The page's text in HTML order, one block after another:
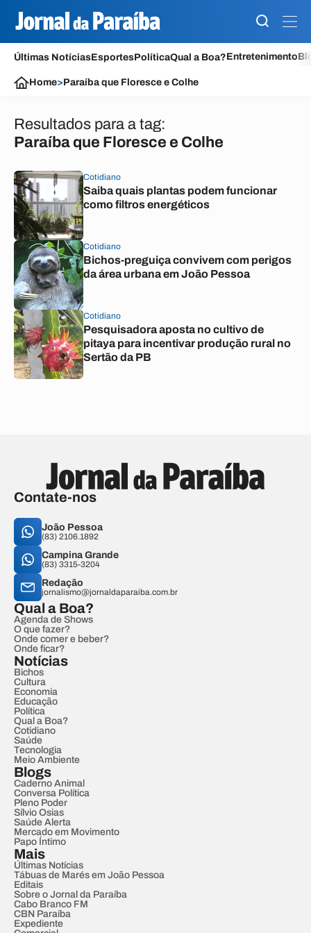
Últimas NotíciasEsportesPolíticaQual a Boa?Entretenimento
Home>Paraíba que Floresce e Colhe
Resultados para a tag:
Paraíba que Floresce e Colhe
Cotidiano
Saiba quais plantas podem funcionar
como filtros energéticos
Cotidiano
Bichos-preguiça convivem com perigos
da área urbana em João Pessoa
Cotidiano
Pesquisadora aposta no cultivo de
pitaya para incentivar produção rural no
Sertão da PB
Contate-nos
João Pessoa
(83) 2106.1892
Campina Grande
(83) 3315-3204
Redação
jornalismo@jornaldaparaiba.com.br
Qual a Boa?
Agenda de Shows
O que fazer?
Onde comer e beber?
Onde ficar?
Notícias
Bichos
Cultura
Economia
Educação
Política
Qual a Boa?
Cotidiano
Saúde
Tecnologia
Meio Ambiente
Blogs
Caderno Animal
Conversa Política
Pleno Poder
Sílvio Osias
Saúde Alerta
Mercado em Movimento
Papo Íntimo
Mais
Últimas Notícias
Tábuas de Marés em João Pessoa
Editais
Sobre o Jornal da Paraíba
Cabo Branco FM
CBN Paraíba
Expediente